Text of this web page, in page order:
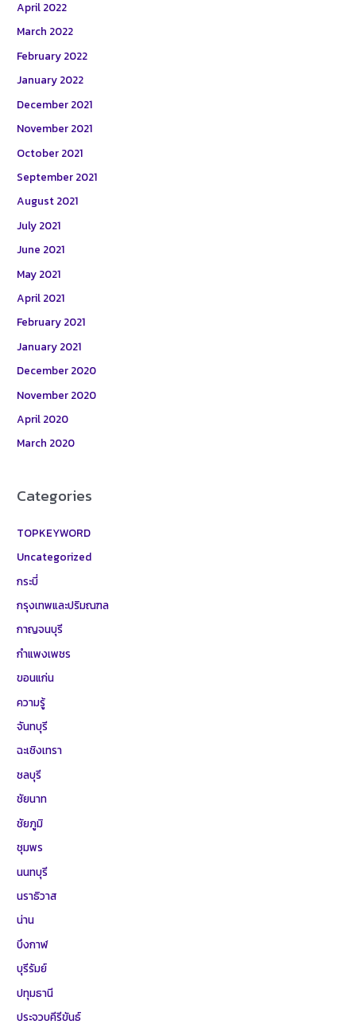
April 2022
March 2022
February 2022
January 2022
December 2021
November 2021
October 2021
September 2021
August 2021
July 2021
June 2021
May 2021
April 2021
February 2021
January 2021
December 2020
November 2020
April 2020
March 2020
Categories
TOPKEYWORD
Uncategorized
กระบี่
กรุงเทพและปริมณฑล
กาญจนบุรี
กำแพงเพชร
ขอนแก่น
ความรู้
จันทบุรี
ฉะเชิงเทรา
ชลบุรี
ชัยนาท
ชัยภูมิ
ชุมพร
นนทบุรี
นราธิวาส
น่าน
บึงกาฬ
บุรีรัมย์
ปทุมธานี
ประจวบคีรีขันธ์